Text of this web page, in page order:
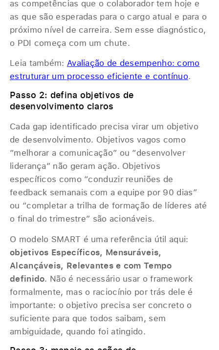
as competências que o colaborador tem hoje e
as que são esperadas para o cargo atual e para o
próximo nível de carreira. Sem esse diagnóstico,
o PDI começa com um chute.
Leia também: Avaliação de desempenho: como
estruturar um processo eficiente e contínuo.
Passo 2: defina objetivos de
desenvolvimento claros
Cada gap identificado precisa virar um objetivo
de desenvolvimento. Objetivos vagos como
“melhorar a comunicação” ou “desenvolver
liderança” não geram ação. Objetivos
específicos como “conduzir reuniões de
feedback semanais com a equipe por 90 dias”
ou “completar a trilha de formação de líderes até
o final do trimestre” são acionáveis.
O modelo SMART é uma referência útil aqui:
objetivos Específicos, Mensuráveis,
Alcançáveis, Relevantes e com Tempo
definido. Não é necessário usar o framework
formalmente, mas o raciocínio por trás dele é
importante: o objetivo precisa ser concreto o
suficiente para que todos saibam, sem
ambiguidade, quando foi atingido.